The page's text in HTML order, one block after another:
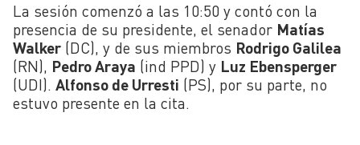
La sesión comenzó a las 10:50 y contó con la
presencia de su presidente, el senador Matías
Walker (DC), y de sus miembros Rodrigo Galilea
(RN), Pedro Araya (ind PPD) y Luz Ebensperger
(UDI). Alfonso de Urresti (PS), por su parte, no
estuvo presente en la cita.